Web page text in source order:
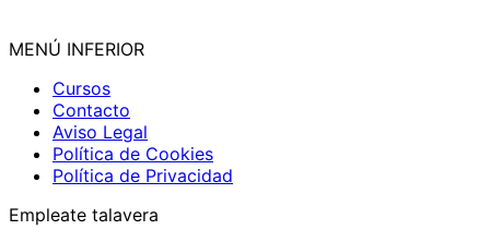
MENÚ INFERIOR
Cursos
Contacto
Aviso Legal
Política de Cookies
Política de Privacidad
Empleate talavera